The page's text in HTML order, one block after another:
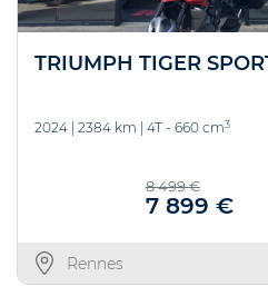
TRIUMPH TIGER
2024 2384 km 4T - 660 cm3
8 499 €
7 899 €
Rennes